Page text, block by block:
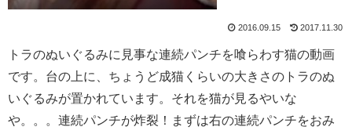
2016.09.15 2017.11.30
トラのぬいぐるみに見事な連続パンチを喰らわす猫の動画
です。台の上に、ちょうど成猫くらいの大きさのトラのぬ
いぐるみが置かれています。それを猫が見るやいな
や。。。連続パンチが炸裂！まずは右の連続パンチをおみ